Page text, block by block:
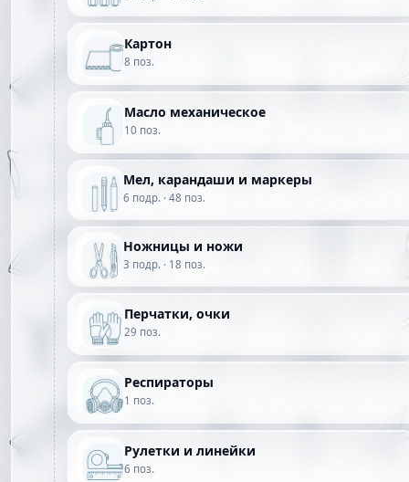
Картон
8 поз.
Масло механическое
10 поз.
Мел, карандаши и маркеры
6 подр. · 48 поз.
Ножницы и ножи
3 подр. · 18 поз.
Перчатки, очки
29 поз.
Респираторы
1 поз.
Рулетки и линейки
6 поз.